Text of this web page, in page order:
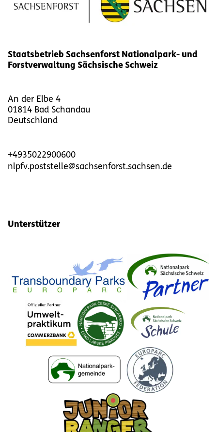
Staatsbetrieb Sachsenforst Nationalpark- und
Forstverwaltung Sächsische Schweiz
An der Elbe 4
01814 Bad Schandau
Deutschland
+4935022900600
nlpfv.poststelle@sachsenforst.sachsen.de
Unterstützer